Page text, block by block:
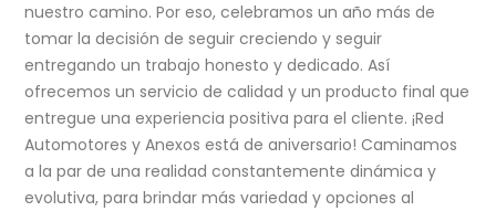
nuestro camino. Por eso, celebramos un año más de
tomar la decisión de seguir creciendo y seguir
entregando un trabajo honesto y dedicado. Así
ofrecemos un servicio de calidad y un producto final que
entregue una experiencia positiva para el cliente. ¡Red
Automotores y Anexos está de aniversario! Caminamos
a la par de una realidad constantemente dinámica y
evolutiva, para brindar más variedad y opciones al